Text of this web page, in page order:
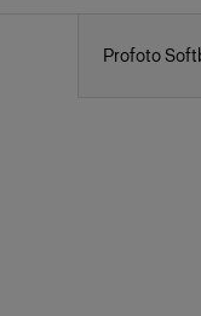
Profoto